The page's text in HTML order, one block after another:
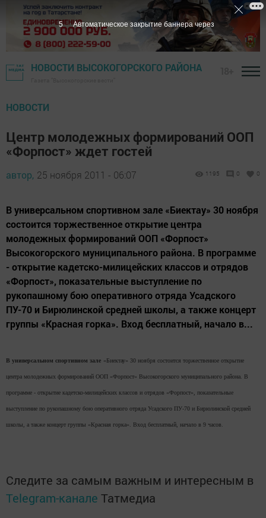
НОВОСТИ ВЫСОКОГОРСКОГО РАЙОНА
НОВОСТИ
Центр молодежных формирований ООП
«Форпост» ждет гостей
автор, 25 ноября 2011 - 06:07 1195 0 0
В универсальном спортивном зале «Биектау» 30 ноября
состоится торжественное открытие центра
молодежных формирований ООП «Форпост»
Высокогорского муниципального района. В программе
- открытие кадетско-милицейских классов и отрядов
«Форпост», показательные выступление по
рукопашному бою оперативного отряда Усадского
ПУ-70 и Бирюлинской средней школы, а также концерт
группы «Красная горка». Вход бесплатный, начало в...
В универсальном спортивном зале «Биектау» 30 ноября состоится торжественное открытие
центра молодежных формирований ООП «Форпост» Высокогорского муниципального района. В
программе - открытие кадетско-милицейских классов и отрядов «Форпост», показательные
выступление по рукопашному бою оперативного отряда Усадского ПУ-70 и Бирюлинской средней
школы, а также концерт группы «Красная горка». Вход бесплатный, начало в 9 часов.
Следите за самым важным и интересным в
Telegram-канале Татмедиа
5 Автоматическое закрытие баннера через